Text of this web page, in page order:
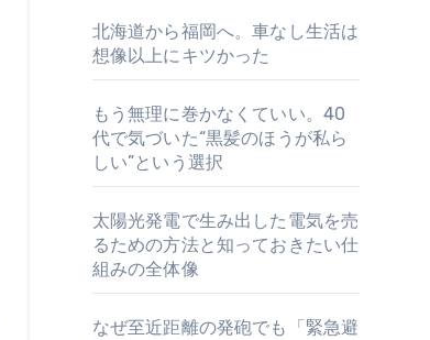
北海道から福岡へ。車なし生活は
想像以上にキツかった
もう無理に巻かなくていい。40
代で気づいた“黒髪のほうが私ら
しい”という選択
太陽光発電で生み出した電気を売
るための方法と知っておきたい仕
組みの全体像
なぜ至近距離の発砲でも「緊急避